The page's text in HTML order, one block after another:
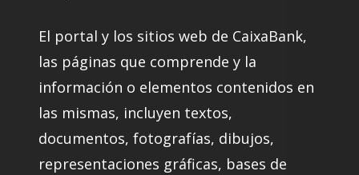
El portal y los sitios web de CaixaBank,
las páginas que comprende y la
información o elementos contenidos en
las mismas, incluyen textos,
documentos, fotografías, dibujos,
representaciones gráficas, bases de